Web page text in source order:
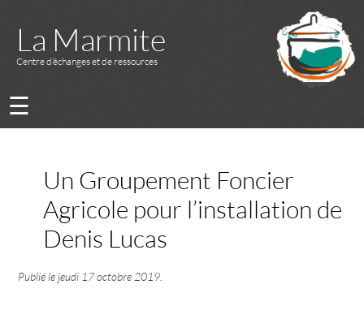
La Marmite
Centre d’échanges et de ressources
☰
Un Groupement Foncier
Agricole pour l’installation de
Denis Lucas
Publié le jeudi 17 octobre 2019